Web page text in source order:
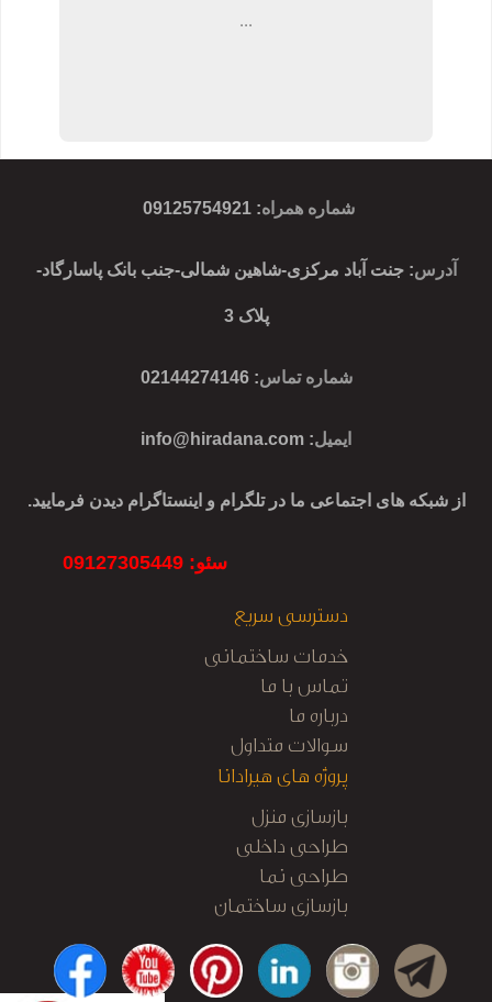
...
شماره همراه:
09125754921
آدرس: جنت آباد مرکزی-شاهین شمالی-جنب بانک پاسارگاد-
پلاک 3
شماره تماس: 02144274146
ایمیل:
info@hiradana.com
از شبکه های اجتماعی ما در تلگرام و اینستاگرام دیدن فرمایید.
سئو: 09127305449
دسترسی سریع
خدمات ساختمانی
تماس با ما
درباره ما
سوالات متداول
پروژه های هیرادانا
بازسازی منزل
طراحی داخلی
طراحی نما
بازسازی ساختمان
نظارت و اجرا